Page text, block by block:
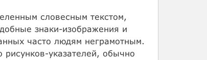
словесным текстом,
знаки-изображения и
часто людям неграмотным.
указателей, обычно